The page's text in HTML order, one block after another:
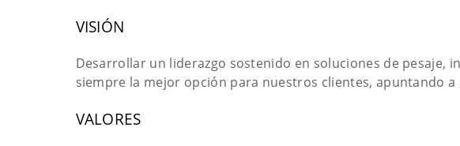
VISIÓN
Desarrollar un liderazgo sostenido en soluciones de
siempre la mejor opción para nuestros clientes, apuntando
VALORES